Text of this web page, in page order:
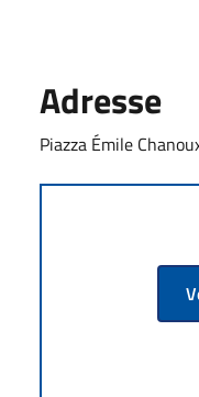
Adresse
Piazza Émile